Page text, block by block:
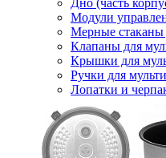
Дно (часть
Модули
Мерные стаканы
Клапаны для
Крышки для
Ручки для
Лопатки и